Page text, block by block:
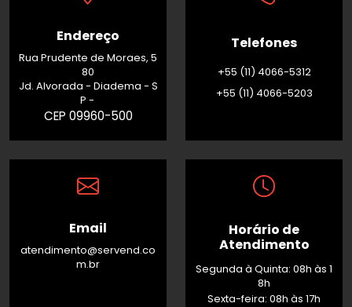
Endereço
Rua Prudente de Moraes, 5
80
Jd. Alvorada - Diadema - S
P -
CEP 09960-500
Telefones
+55 (11) 4066-5312
+55 (11) 4066-5203
Email
atendimento@servend.co
m.br
Horário de
Atendimento
Segunda à Quinta: 08h às 1
8h
Sexta-feira: 08h às 17h